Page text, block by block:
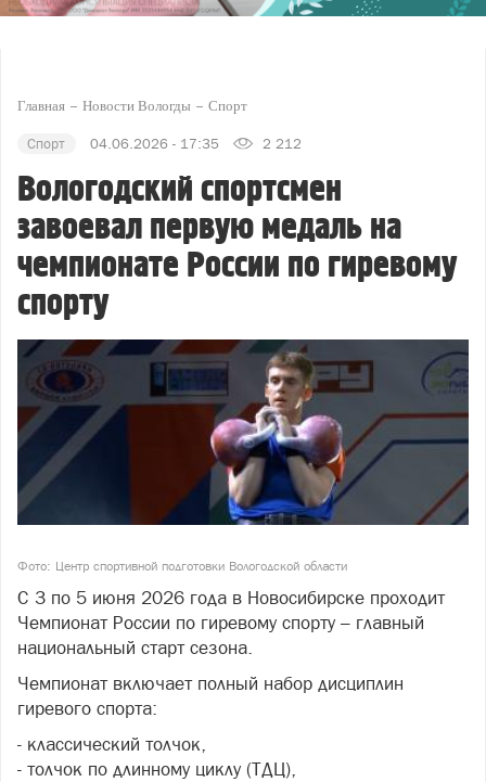
Главная Новости Вологды Спорт
Спорт 04.06.2026 - 17:35 2 212
Вологодский спортсмен
завоевал первую медаль на
чемпионате России по гиревому
спорту
Фото: Центр спортивной подготовки Вологодской области
С 3 по 5 июня 2026 года в Новосибирске проходит
Чемпионат России по гиревому спорту – главный
национальный старт сезона.
Чемпионат включает полный набор дисциплин
гиревого спорта:
- классический толчок,
- толчок по длинному циклу (ТДЦ),